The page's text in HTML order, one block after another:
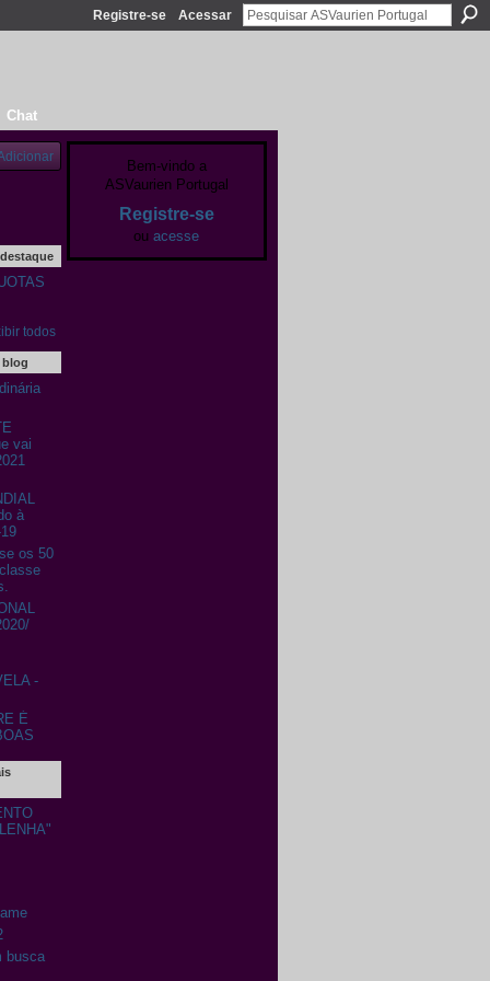
Registre-se Acessar
Chat
todos
blog
vai
à
os 50
-
É
busca
Bem-vindo a
ASVaurien Portugal
Registre-se
ou acesse